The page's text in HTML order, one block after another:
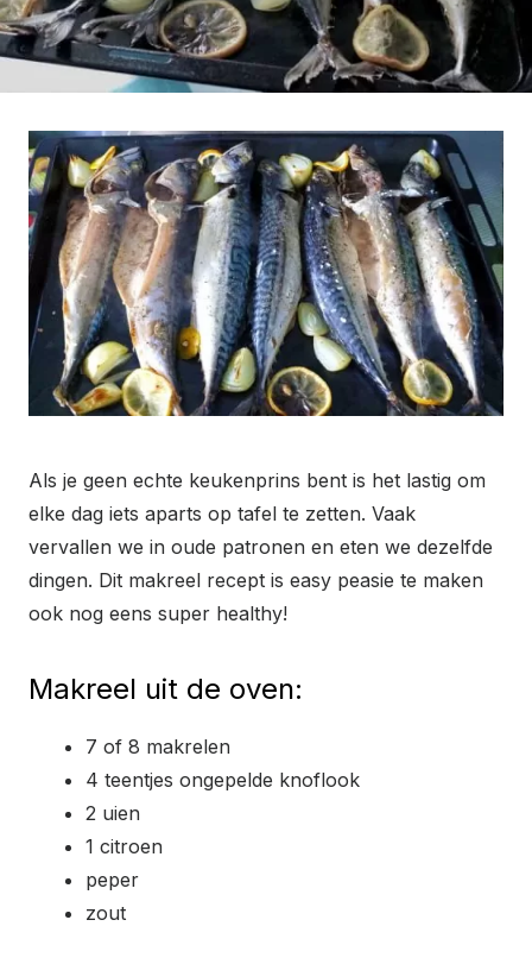
Als je geen echte keukenprins bent is het lastig om
elke dag iets aparts op tafel te zetten. Vaak
vervallen we in oude patronen en eten we dezelfde
dingen. Dit makreel recept is easy peasie te maken
ook nog eens super healthy!
Makreel uit de oven:
7 of 8 makrelen
4 teentjes ongepelde knoflook
2 uien
1 citroen
peper
zout